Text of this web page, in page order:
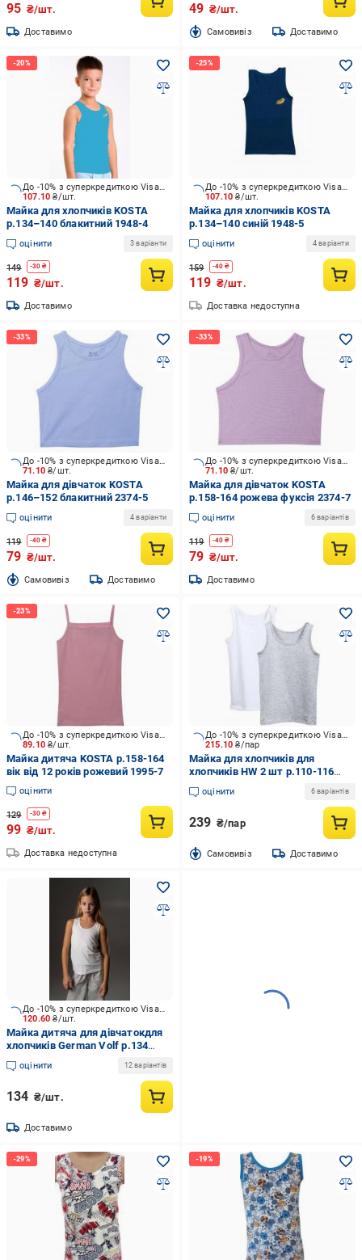
95 ₴/шт.
Доставимо
49 ₴/шт.
Cамовивіз Доставимо
107.10₴/шт.
До -10% з суперкредиткою Visa Вигода
Майка для хлопчиків KOSTA
р.134–140 блакитний 1948-4
оцінити 3 варіанти
149 -30 ₴
119 ₴/шт.
Доставимо
107.10₴/шт.
До -10% з суперкредиткою Visa Вигода
Майка для хлопчиків KOSTA
р.134–140 синій 1948-5
оцінити 4 варіанти
159 -40 ₴
119 ₴/шт.
Доставка недоступна
71.10₴/шт.
До -10% з суперкредиткою Visa Вигода
Майка для дівчаток KOSTA
р.146–152 блакитний 2374-5
оцінити 4 варіанти
119 -40 ₴
79 ₴/шт.
Cамовивіз Доставимо
71.10₴/шт.
До -10% з суперкредиткою Visa Вигода
Майка для дівчаток KOSTA
р.158-164 рожева фуксія 2374-7
оцінити 6 варіантів
119 -40 ₴
79 ₴/шт.
Доставимо
89.10₴/шт.
До -10% з суперкредиткою Visa Вигода
Майка дитяча KOSTA р.158-164
вік від 12 років рожевий 1995-7
оцінити
129 -30 ₴
99 ₴/шт.
Доставка недоступна
215.10₴/пар
До -10% з суперкредиткою Visa Вигода
Майка для хлопчиків для
хлопчиків HW 2 шт р.110-116
біло-сірий I2-J2
оцінити 6 варіантів
239 ₴/пар
Cамовивіз Доставимо
120.60₴/шт.
До -10% з суперкредиткою Visa Вигода
Майка дитяча для дівчатокдля
хлопчиків German Volf р.134
білий 25016
оцінити 12 варіантів
134 ₴/шт.
Доставимо